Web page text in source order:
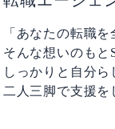
「あなたの転職
そんな想いのも
しっかりと自分
二人三脚で支援